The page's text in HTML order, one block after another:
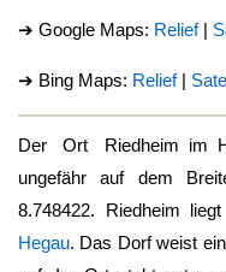
➔ Google Maps: Relief|
➔ Bing Maps: Relief|
Der Ort Riedheim im
ungefähr auf dem
8.748422. Riedheim
Hegau. Das Dorf weist